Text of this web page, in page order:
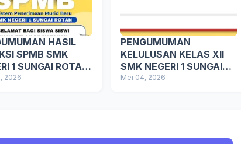
HASIL
SPMB SMK
1 SUNGAI ROTAN
AJARAN
2026
PENGUMUMAN
KELULUSAN KELAS XII
SMK NEGERI 1 SUNGAI
ROTAN TAHUN
Mei 04, 2026